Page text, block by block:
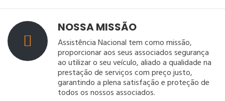
NOSSA MISSÃO
Assistência Nacional tem como missão,
proporcionar aos seus associados segurança
ao utilizar o seu veículo, aliado a qualidade na
prestação de serviços com preço justo,
garantindo a plena satisfação e proteção de
todos os nossos associados.